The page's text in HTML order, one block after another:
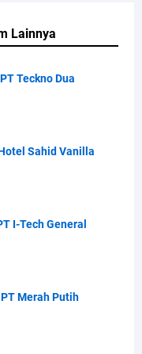
Lainnya
Teckno Dua
Sahid Vanilla
I-Tech General
Merah Putih